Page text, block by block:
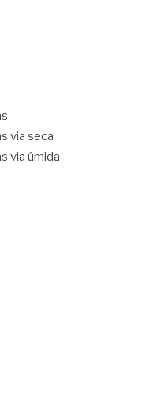
via seca
via úmida